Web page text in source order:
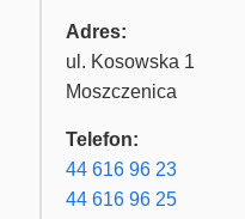
Adres:
ul. Kosowska 1
Moszczenica
Telefon:
44 616 96 23
44 616 96 25